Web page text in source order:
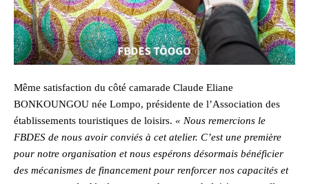
Même satisfaction du côté camarade Claude Eliane
BONKOUNGOU née Lompo, présidente de l’Association des
établissements touristiques de loisirs. « Nous remercions le
FBDES de nous avoir conviés à cet atelier. C’est une première
pour notre organisation et nous espérons désormais bénéficier
des mécanismes de financement pour renforcer nos capacités et